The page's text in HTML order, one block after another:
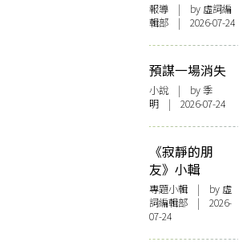
報導 | by 虛詞編
輯部 | 2026-07-24
預謀一場消失
小說 | by 季
明 | 2026-07-24
《寂靜的朋
友》小輯
專題小輯 | by 虛
詞編輯部 | 2026-
07-24